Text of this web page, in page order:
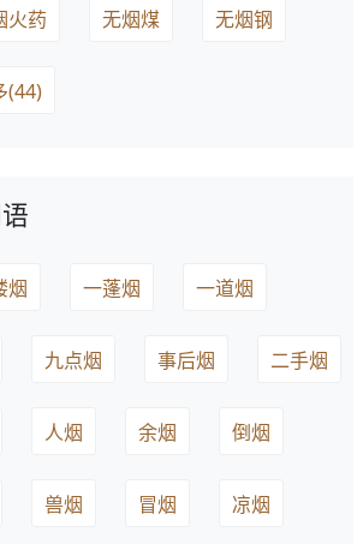
火药 无烟煤 无烟钢
(44)
烟 一蓬烟 一道烟
九点烟 事后烟 二手烟
人烟 余烟 倒烟
兽烟 冒烟 凉烟